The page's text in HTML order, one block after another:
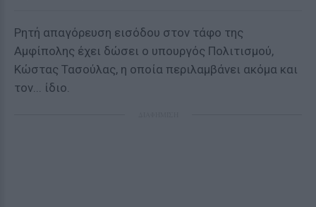
Ρητή απαγόρευση εισόδου στον τάφο της
Αμφίπολης έχει δώσει ο υπουργός Πολιτισμού,
Κώστας Τασούλας, η οποία περιλαμβάνει ακόμα και
τον... ίδιο.